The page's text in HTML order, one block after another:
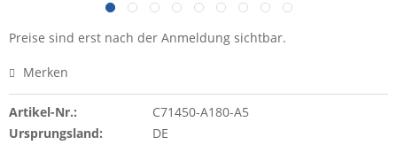
Preise sind erst nach der Anmeldung sichtbar.
Merken
Artikel-Nr.:
C71450-A180-A5
Ursprungsland:
DE